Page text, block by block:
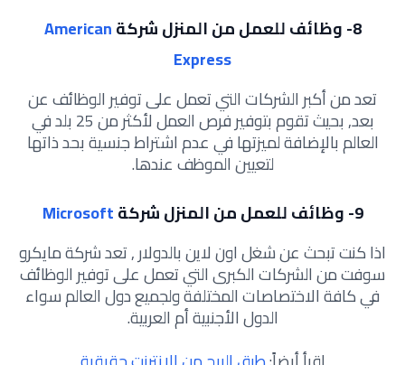
8- وظائف للعمل من المنزل شركةAmerican
Express
تعد من أكبر الشركات التي تعمل على توفير الوظائف عن
بعد, بحيث تقوم بتوفير فرص العمل لأكثر من 25 بلد في
العالم بالإضافة لميزتها في عدم اشتراط جنسية بحد ذاتها
لتعيين الموظف عندها.
9- وظائف للعمل من المنزل شركةMicrosoft
اذا كنت تبحث عن شغل اون لاين بالدولار , تعد شركة مايكرو
سوفت من الشركات الكبرى التي تعمل على توفير الوظائف
في كافة الاختصاصات المختلفة ولجميع دول العالم سواء
الدول الأجنبية أم العربية.